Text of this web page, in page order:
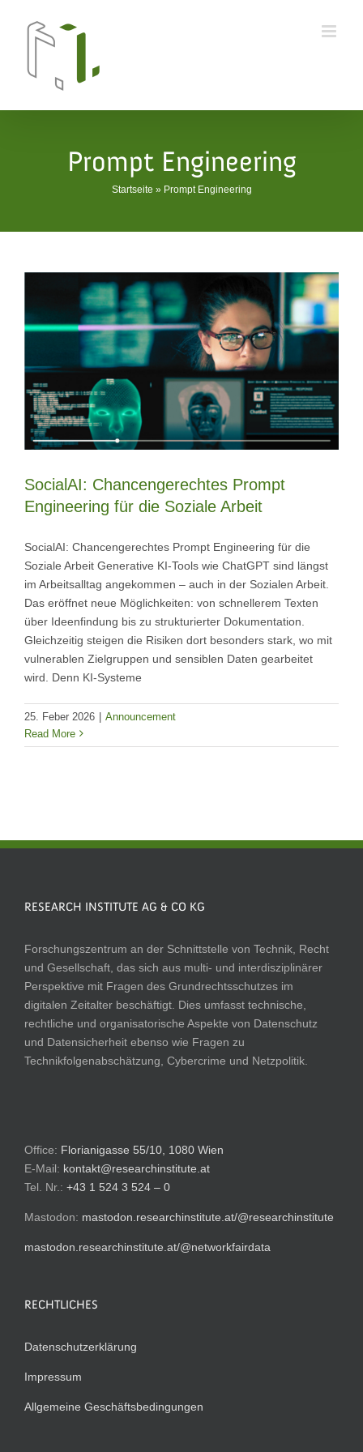
Prompt Engineering
Startseite » Prompt Engineering
SocialAI: Chancengerechtes Prompt
Engineering für die Soziale Arbeit
SocialAI: Chancengerechtes Prompt Engineering für die
Soziale Arbeit Generative KI-Tools wie ChatGPT sind längst
im Arbeitsalltag angekommen – auch in der Sozialen Arbeit.
Das eröffnet neue Möglichkeiten: von schnellerem Texten
über Ideenfindung bis zu strukturierter Dokumentation.
Gleichzeitig steigen die Risiken dort besonders stark, wo mit
vulnerablen Zielgruppen und sensiblen Daten gearbeitet
wird. Denn KI-Systeme
25. Feber 2026 | Announcement
Read More
RESEARCH INSTITUTE AG & CO KG
Forschungszentrum an der Schnittstelle von Technik, Recht
und Gesellschaft, das sich aus multi- und interdisziplinärer
Perspektive mit Fragen des Grundrechtsschutzes im
digitalen Zeitalter beschäftigt. Dies umfasst technische,
rechtliche und organisatorische Aspekte von Datenschutz
und Datensicherheit ebenso wie Fragen zu
Technikfolgenabschätzung, Cybercrime und Netzpolitik.
Office: Florianigasse 55/10, 1080 Wien
E-Mail: kontakt@researchinstitute.at
Tel. Nr.: +43 1 524 3 524 – 0
Mastodon: mastodon.researchinstitute.at/@researchinstitute
mastodon.researchinstitute.at/@networkfairdata
RECHTLICHES
Datenschutzerklärung
Impressum
Allgemeine Geschäftsbedingungen